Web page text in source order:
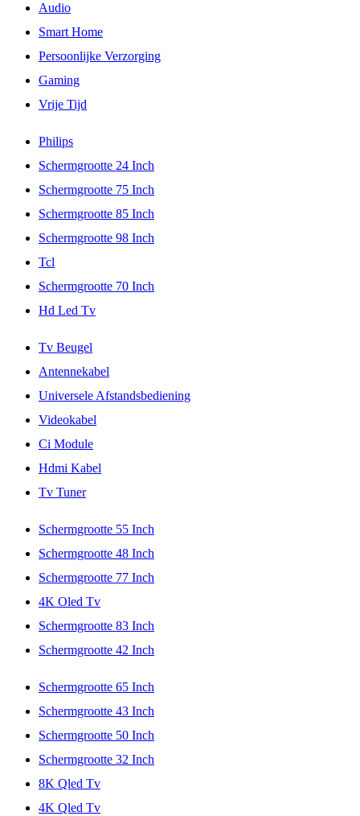
Audio
Smart Home
Persoonlijke Verzorging
Gaming
Vrije Tijd
Philips
Schermgrootte 24 Inch
Schermgrootte 75 Inch
Schermgrootte 85 Inch
Schermgrootte 98 Inch
Tcl
Schermgrootte 70 Inch
Hd Led Tv
Tv Beugel
Antennekabel
Universele Afstandsbediening
Videokabel
Ci Module
Hdmi Kabel
Tv Tuner
Schermgrootte 55 Inch
Schermgrootte 48 Inch
Schermgrootte 77 Inch
4K Oled Tv
Schermgrootte 83 Inch
Schermgrootte 42 Inch
Schermgrootte 65 Inch
Schermgrootte 43 Inch
Schermgrootte 50 Inch
Schermgrootte 32 Inch
8K Qled Tv
4K Qled Tv